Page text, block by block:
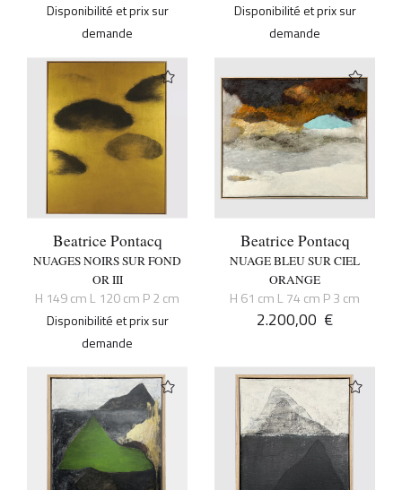
Disponibilité et prix sur
demande
Disponibilité et prix sur
demande
Beatrice Pontacq
NUAGES NOIRS SUR FOND
OR III
H 149 cm L 120 cm P 2 cm
Disponibilité et prix sur
demande
Beatrice Pontacq
NUAGE BLEU SUR CIEL
ORANGE
H 61 cm L 74 cm P 3 cm
2.200,00 €